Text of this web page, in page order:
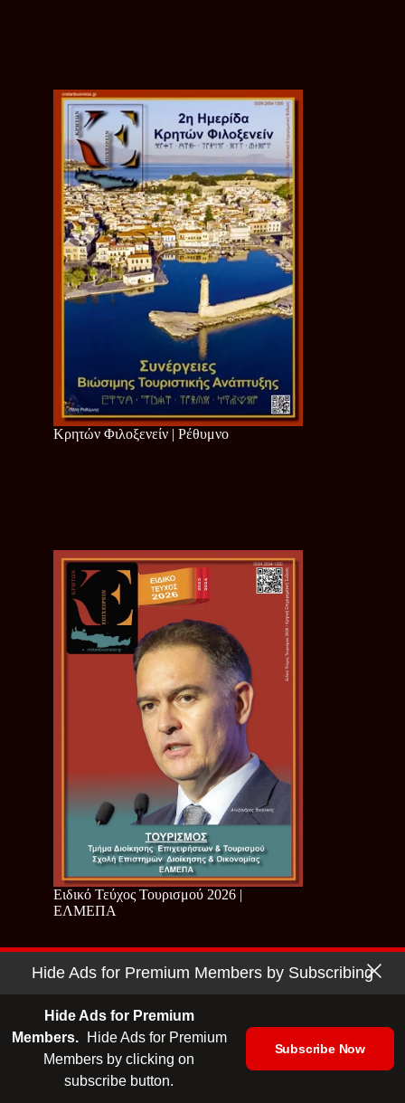
Κρητών Φιλοξενείν | Ρέθυμνο
Ειδικό Τεύχος Τουρισμού 2026 |
ΕΛΜΕΠΑ
Hide Ads for Premium Members by Subscribing
Hide Ads for Premium
Members.
Hide Ads for Premium
Members by clicking on
subscribe button.
Subscribe Now